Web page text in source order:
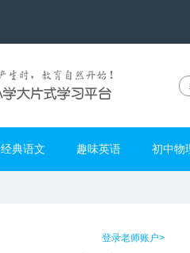
经典语文 趣味英语 初中物
登录老师账户>